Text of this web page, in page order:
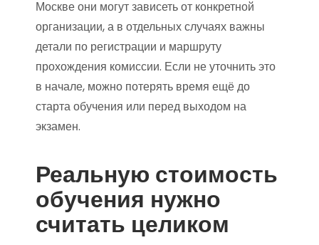
Москве они могут зависеть от конкретной
организации, а в отдельных случаях важны
детали по регистрации и маршруту
прохождения комиссии. Если не уточнить это
в начале, можно потерять время ещё до
старта обучения или перед выходом на
экзамен.
Реальную стоимость
обучения нужно
считать целиком